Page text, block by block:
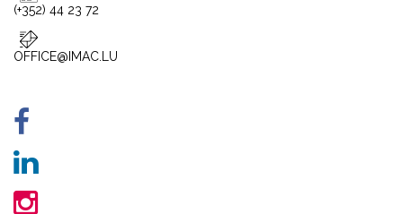
(+352) 44 23 72
OFFICE@IMAC.LU